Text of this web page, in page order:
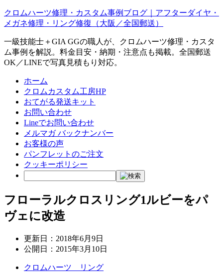
クロムハーツ修理・カスタム事例ブログ｜アフターダイヤ・
メガネ修理・リング修復（大阪／全国郵送）
一級技能士＋GIA GGの職人が、クロムハーツ修理・カスタ
ム事例を解説。料金目安・納期・注意点も掲載。全国郵送
OK／LINEで写真見積もり対応。
ホーム
クロムカスタム工房HP
おてがる発送キット
お問い合わせ
Lineでお問い合わせ
メルマガ バックナンバー
お客様の声
パンフレットのご注文
クッキーポリシー
フローラルクロスリング1ルビーをパ
ヴェに改造
更新日： 2018年6月9日
公開日： 2015年3月10日
クロムハーツ リング